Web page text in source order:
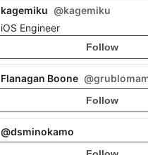
kagemiku @kagemiku
iOS Engineer
Follow
Flanagan Boone @
Follow
@dsminokamo